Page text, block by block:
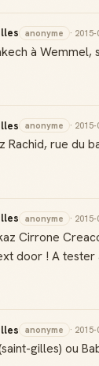
anonyme ·
à Wemmel,
anonyme ·
Rachid, rue du
anonyme ·
Cirrone
door ! A tester
anonyme ·
gilles) ou